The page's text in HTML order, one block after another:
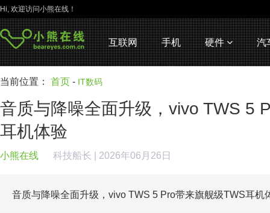
Hi, 欢迎访问小熊在线！
互联网 手机 硬件 汽
当前位置： 首页 - IT数码
音质与降噪全面升级，vivo TWS 5
耳机体验
小熊在线 科技船长 | 2026年06月26日
音质与降噪全面升级，vivo TWS 5 Pro带来旗舰级TWS耳机